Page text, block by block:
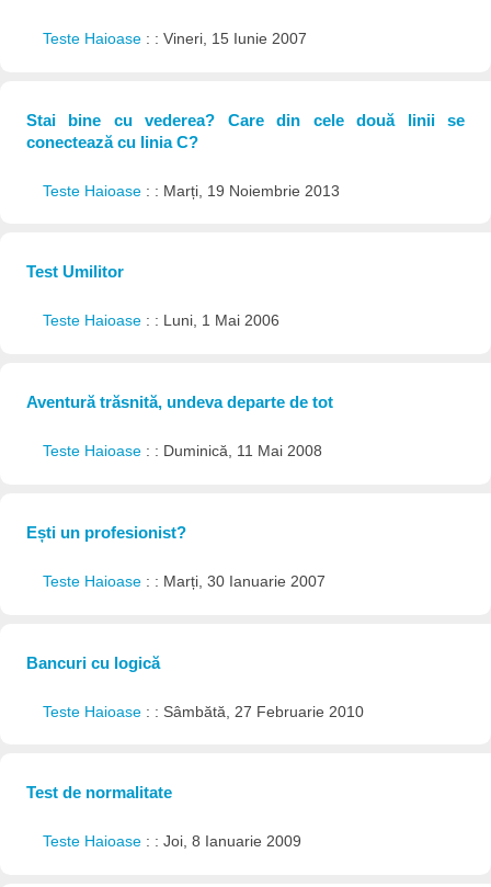
Teste Haioase : : Vineri, 15 Iunie 2007
Stai bine cu vederea? Care din cele două linii se
conectează cu linia C?
Teste Haioase : : Marți, 19 Noiembrie 2013
Test Umilitor
Teste Haioase : : Luni, 1 Mai 2006
Aventură trăsnită, undeva departe de tot
Teste Haioase : : Duminică, 11 Mai 2008
Ești un profesionist?
Teste Haioase : : Marți, 30 Ianuarie 2007
Bancuri cu logică
Teste Haioase : : Sâmbătă, 27 Februarie 2010
Test de normalitate
Teste Haioase : : Joi, 8 Ianuarie 2009